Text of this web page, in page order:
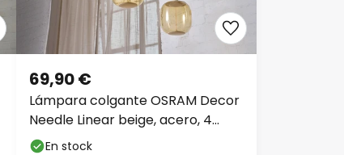
Lámpara colgante OSRAM Decor
Needle Linear beige, acero, 4
luces E27
69,90 €
En stock